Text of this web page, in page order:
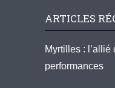
ARTICLES
Myrtilles :
performances